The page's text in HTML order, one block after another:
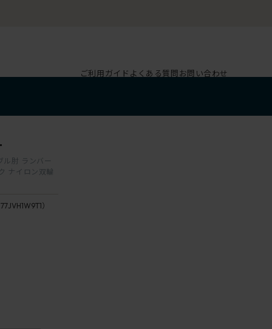
ご利用ガイド よくある質問お問い合わせ
肘 ランバー
ナイロン双輪
）